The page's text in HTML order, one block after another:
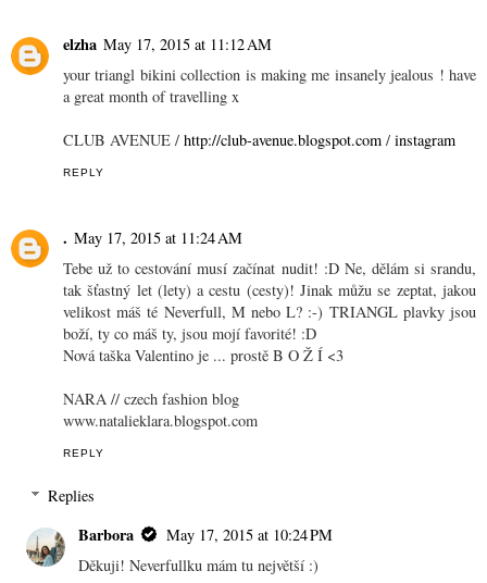
elzha May 17, 2015 at 11:12 AM
your triangl bikini collection is making me insanely jealous ! have
a great month of travelling x
CLUB AVENUE / http://club-avenue.blogspot.com / instagram
REPLY
. May 17, 2015 at 11:24 AM
Tebe už to cestování musí začínat nudit! :D Ne, dělám si srandu,
tak šťastný let (lety) a cestu (cesty)! Jinak můžu se zeptat, jakou
velikost máš té Neverfull, M nebo L? :-) TRIANGL plavky jsou
boží, ty co máš ty, jsou mojí favorité! :D
Nová taška Valentino je ... prostě B O Ž Í <3
NARA // czech fashion blog
www.natalieklara.blogspot.com
REPLY
Replies
Barbora
May 17, 2015 at 10:24 PM
Děkuji! Neverfullku mám tu největší :)